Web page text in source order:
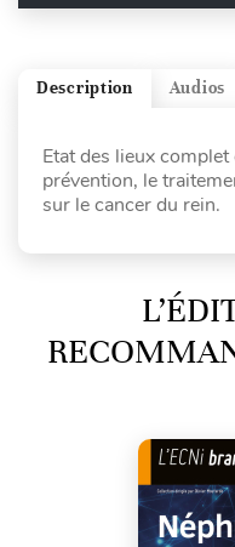
Audios
Description
Etat des lieux
prévention, le
sur le cancer du rein.